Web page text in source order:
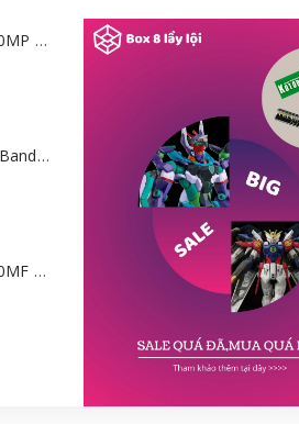
Mô hình Bandai 30MP Rei Ayanami (PLUG SUIT Ver.) – Evangelion [GDB] [30MP]
Mô hình Gundam Bandai HGGQ GFreD 1/144 [GDB] [BHG]
Mô hình Bandai 30MF Liber Wizard [GDB] [30MF]